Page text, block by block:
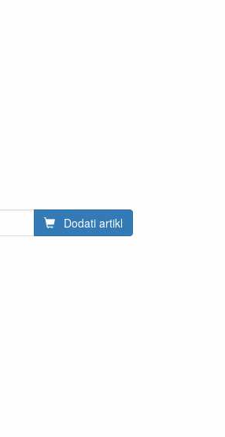
Dodati artikl